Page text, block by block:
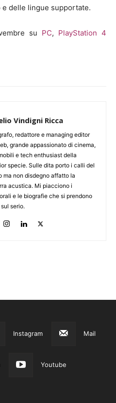
delle lingue supportate.
su PC, PlayStation 4
Vindigni Ricca
redattore e managing editor
grande appassionato di cinema,
e tech enthusiast della
specie. Sulle dita porto i calli del
ma non disdegno affatto la
acustica. Mi piacciono i
e le biografie che si prendono
serio.
Instagram Mail
Youtube